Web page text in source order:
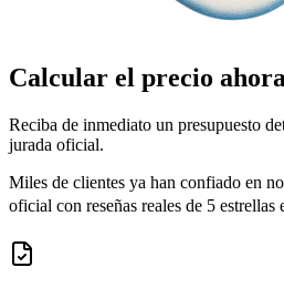
Calcular el precio
Reciba de inmediato un presupuesto
jurada oficial.
Miles de clientes ya han confiado en
oficial con reseñas reales de 5 estrellas